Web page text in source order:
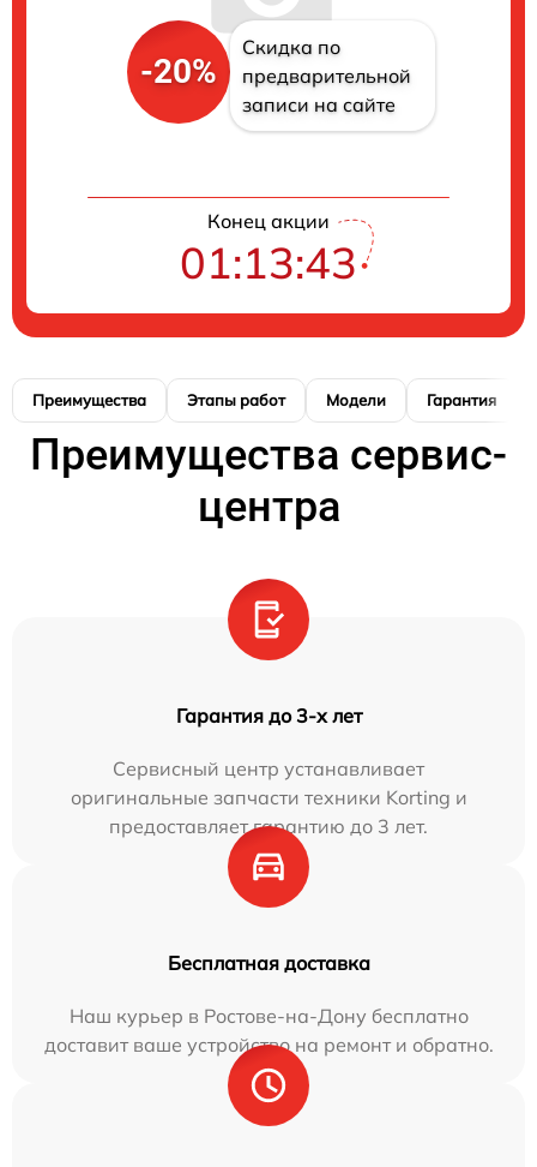
-20%
Скидка по
предварительной
записи на сайте
Конец акции
01:13:41
Преимущества Этапы работ Модели Гарантия
Преимущества сервис-
центра
Гарантия до 3-х лет
Сервисный центр устанавливает
оригинальные запчасти техники Korting и
предоставляет гарантию до 3 лет.
Бесплатная доставка
Наш курьер в Ростове-на-Дону бесплатно
доставит ваше устройство на ремонт и обратно.